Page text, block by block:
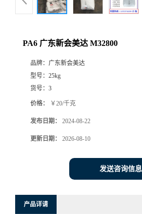
PA6 广东新会美达 M32800
品牌： 广东新会美达
型号： 25kg
货号： 3
价格： ￥20/千克
发布日期： 2024-08-22
更新日期： 2026-08-10
发送咨询信息
产品详请